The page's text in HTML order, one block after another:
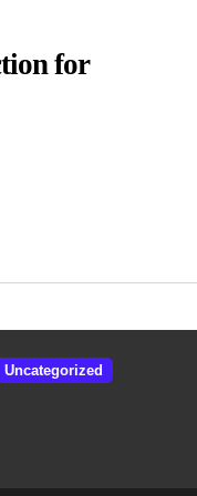
for
Uncategorized